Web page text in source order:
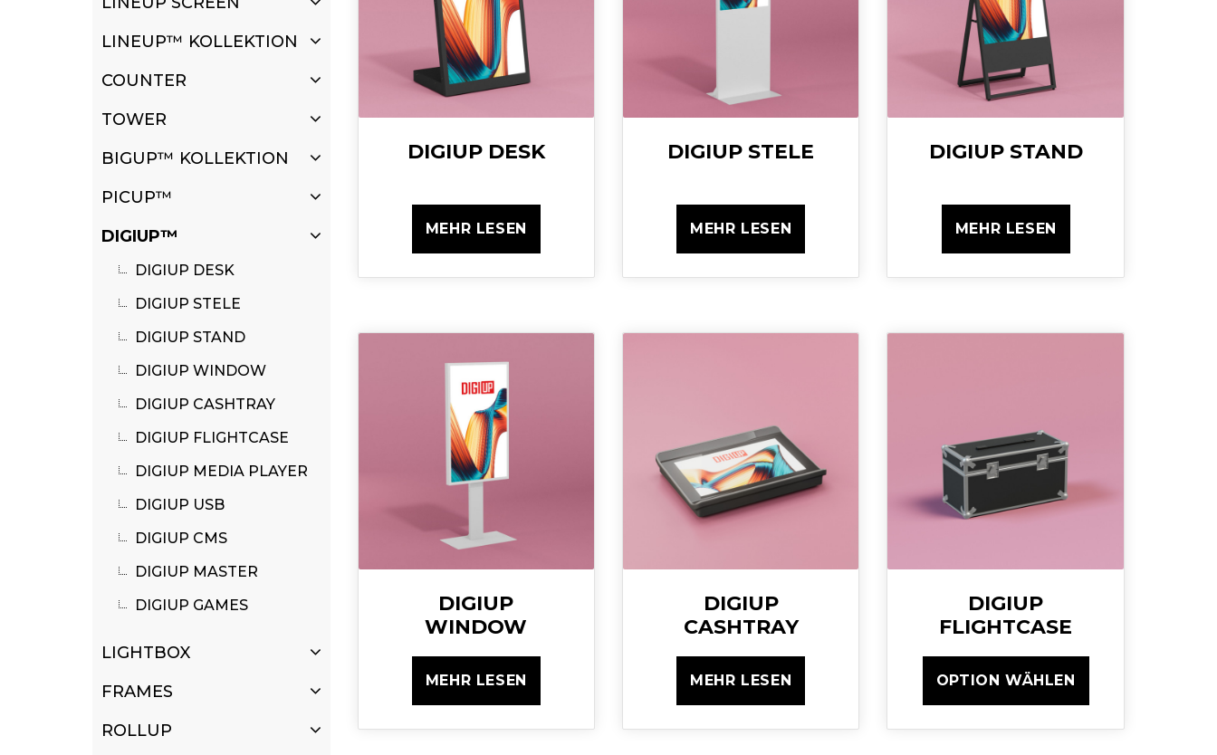
LINEUP™ KOLLEKTION
COUNTER
TOWER
BIGUP™ KOLLEKTION
PICUP™
DIGIUP™
DIGIUP DESK
DIGIUP STELE
DIGIUP STAND
DIGIUP WINDOW
DIGIUP CASHTRAY
DIGIUP FLIGHTCASE
DIGIUP MEDIA PLAYER
DIGIUP USB
DIGIUP CMS
DIGIUP MASTER
DIGIUP GAMES
LIGHTBOX
FRAMES
ROLLUP
DIGIUP DESK
MEHR LESEN
DIGIUP STELE
MEHR LESEN
DIGIUP STAND
MEHR LESEN
DIGIUP
WINDOW
MEHR LESEN
DIGIUP
CASHTRAY
MEHR LESEN
DIGIUP
FLIGHTCASE
OPTION WÄHLEN